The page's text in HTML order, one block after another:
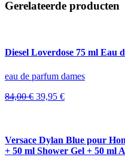
Gerelateerde producten
Diesel Loverdose 75 ml Eau
eau de parfum dames
84,00€ Oorspronkelijke
39,95 €Huidige
Versace Dylan Blue pour
+ 50 ml Shower Gel + 50 ml